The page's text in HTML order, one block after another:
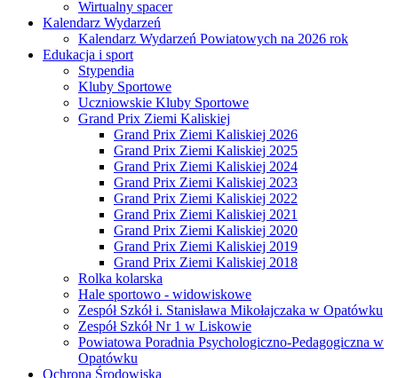
Wirtualny spacer
Kalendarz Wydarzeń
Kalendarz Wydarzeń Powiatowych na 2026 rok
Edukacja i sport
Stypendia
Kluby Sportowe
Uczniowskie Kluby Sportowe
Grand Prix Ziemi Kaliskiej
Grand Prix Ziemi Kaliskiej 2026
Grand Prix Ziemi Kaliskiej 2025
Grand Prix Ziemi Kaliskiej 2024
Grand Prix Ziemi Kaliskiej 2023
Grand Prix Ziemi Kaliskiej 2022
Grand Prix Ziemi Kaliskiej 2021
Grand Prix Ziemi Kaliskiej 2020
Grand Prix Ziemi Kaliskiej 2019
Grand Prix Ziemi Kaliskiej 2018
Rolka kolarska
Hale sportowo - widowiskowe
Zespół Szkół i. Stanisława Mikołajczaka w Opatówku
Zespół Szkół Nr 1 w Liskowie
Powiatowa Poradnia Psychologiczno-Pedagogiczna w
Opatówku
Ochrona Środowiska